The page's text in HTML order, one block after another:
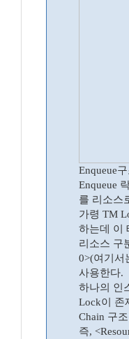
Enqueue
Enqueue
를 리소스
가령 TM
하는데 이
리소스 구
0>(여기서
사용한다.
하나의 인
Lock이 존
Chain 구
즉,